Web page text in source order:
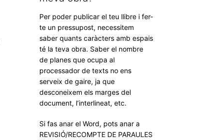
Per poder publicar el teu llibre i fer-
te un pressupost, necessitem
saber quants caràcters amb espais
té la teva obra. Saber el nombre
de planes que ocupa al
processador de texts no ens
serveix de gaire, ja que
desconeixem els marges del
document, l’interlineat, etc.
Si fas anar el Word, pots anar a
REVISIÓ/RECOMPTE DE PARAULES